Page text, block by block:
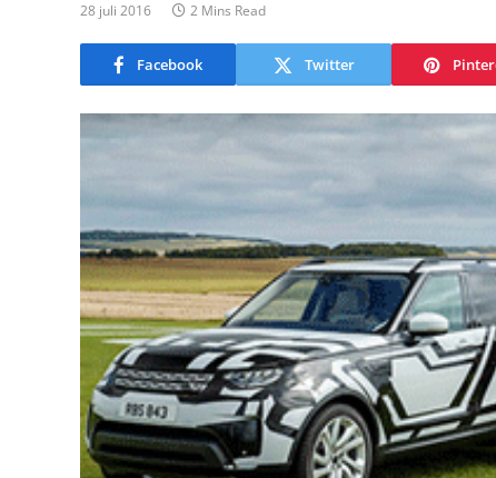
28 juli 2016 2 Mins Read
Facebook Twitter